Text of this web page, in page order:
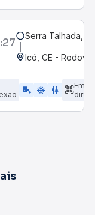
Serra Talhada, PE
Icó, CE -
airline_seat_legroom_extra ac_unit WC
direto